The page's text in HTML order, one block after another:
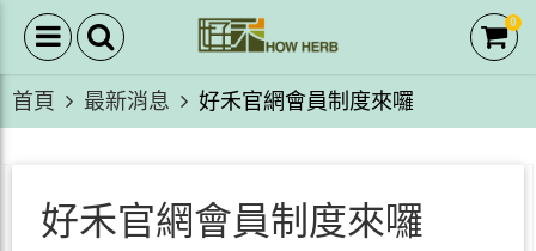
0
首頁 最新消息 好禾官網會員制度來囉
好禾官網會員制度來囉